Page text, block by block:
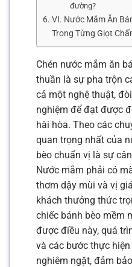
đường?
VI. Nước Mắm Ăn
Trong Từng Giọt
Chén nước mắm ăn
thuần là sự pha trộn
cả một nghệ thuật,
nghiệm để đạt được
hài hòa. Theo các
quan trọng nhất của
bèo chuẩn vị là sự
Nước mắm phải có
thơm dậy mùi và vị
khách thưởng thức
chiếc bánh bèo mềm
được điều này, quá
và các bước thực
nghiêm ngặt, đảm